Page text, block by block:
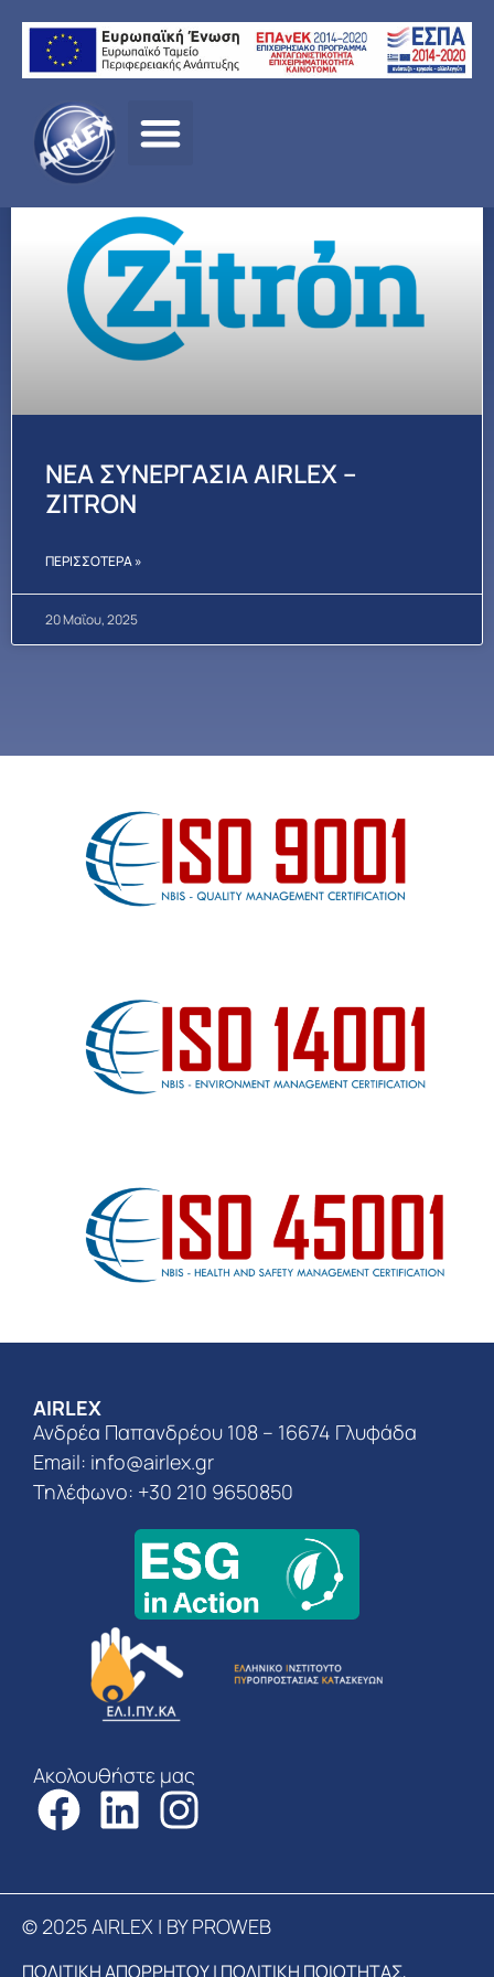
Αρχική σελίδα /ΠΡΟΪΟΝΤΑ
NEA ΣΥΝΕΡΓΑΣΙΑ AIRLEX –
ZITRON
ΠΕΡΙΣΣΌΤΕΡΑ »
20 Μαΐου, 2025
AIRLEX
Ανδρέα Παπανδρέου 108 – 16674 Γλυφάδα
Email: info@airlex.gr
Τηλέφωνο: +30 210 9650850
Ακολουθήστε μας
© 2025 AIRLEX | BY PROWEB
ΠΟΛΙΤΙΚΗ ΑΠΟΡΡΗΤΟΥ| ΠΟΛΙΤΙΚΗ ΠΟΙΟΤΗΤΑΣ,